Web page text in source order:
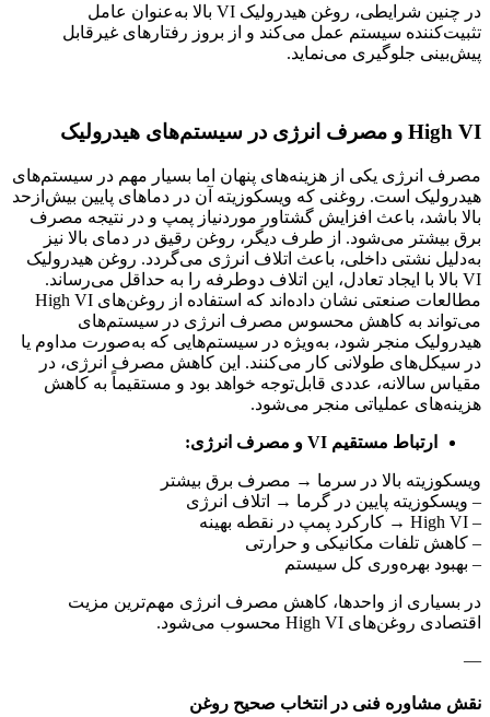
در چنین شرایطی، روغن هیدرولیک VI بالا به‌عنوان عامل
تثبیت‌کننده سیستم عمل می‌کند و از بروز رفتارهای غیرقابل
پیش‌بینی جلوگیری می‌نماید.
High VI و مصرف انرژی در سیستم‌های هیدرولیک
مصرف انرژی یکی از هزینه‌های پنهان اما بسیار مهم در سیستم‌های
هیدرولیک است. روغنی که ویسکوزیته آن در دماهای پایین بیش‌ازحد
بالا باشد، باعث افزایش گشتاور موردنیاز پمپ و در نتیجه مصرف
برق بیشتر می‌شود. از طرف دیگر، روغن رقیق در دمای بالا نیز
به‌دلیل نشتی داخلی، باعث اتلاف انرژی می‌گردد. روغن هیدرولیک
VI بالا با ایجاد تعادل، این اتلاف دوطرفه را به حداقل می‌رساند.
مطالعات صنعتی نشان داده‌اند که استفاده از روغن‌های High VI
می‌تواند به کاهش محسوس مصرف انرژی در سیستم‌های
هیدرولیک منجر شود، به‌ویژه در سیستم‌هایی که به‌صورت مداوم یا
در سیکل‌های طولانی کار می‌کنند. این کاهش مصرف انرژی، در
مقیاس سالانه، عددی قابل‌توجه خواهد بود و مستقیماً به کاهش
هزینه‌های عملیاتی منجر می‌شود.
ارتباط مستقیم VI و مصرف انرژی:
ویسکوزیته بالا در سرما → مصرف برق بیشتر
– ویسکوزیته پایین در گرما → اتلاف انرژی
– High VI → کارکرد پمپ در نقطه بهینه
– کاهش تلفات مکانیکی و حرارتی
– بهبود بهره‌وری کل سیستم
در بسیاری از واحدها، کاهش مصرف انرژی مهم‌ترین مزیت
اقتصادی روغن‌های High VI محسوب می‌شود.
—
نقش مشاوره فنی در انتخاب صحیح روغن